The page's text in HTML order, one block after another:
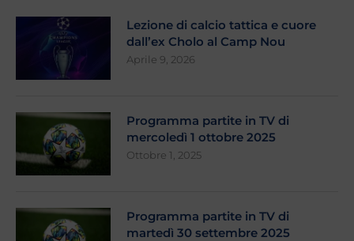
Lezione di calcio tattica e cuore
dall’ex Cholo al Camp Nou
Aprile 9, 2026
Programma partite in TV di
mercoledì 1 ottobre 2025
Ottobre 1, 2025
Programma partite in TV di
martedì 30 settembre 2025